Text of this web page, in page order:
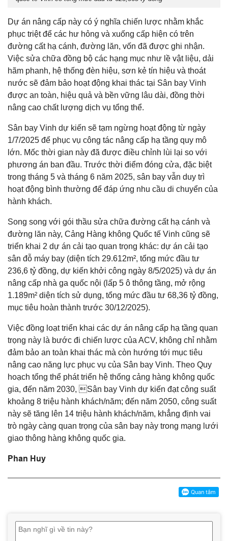
Dự án nâng cấp này có ý nghĩa chiến lược nhằm khắc
phục triệt để các hư hỏng và xuống cấp hiện có trên
đường cất hạ cánh, đường lăn, vốn đã được ghi nhận.
Việc sửa chữa đồng bộ các hạng mục như lề vật liệu, dải
hãm phanh, hệ thống đèn hiệu, sơn kẻ tín hiệu và thoát
nước sẽ đảm bảo hoạt động khai thác tại Sân bay Vinh
được an toàn, hiệu quả và bền vững lâu dài, đồng thời
nâng cao chất lượng dịch vụ tổng thể.
Sân bay Vinh dự kiến sẽ tạm ngừng hoạt động từ ngày
1/7/2025 để phục vụ công tác nâng cấp hạ tầng quy mô
lớn. Mốc thời gian này đã được điều chỉnh lùi lại so với
phương án ban đầu. Trước thời điểm đóng cửa, đặc biệt
trong tháng 5 và tháng 6 năm 2025, sân bay vẫn duy trì
hoạt động bình thường để đáp ứng nhu cầu di chuyển của
hành khách.
Song song với gói thầu sửa chữa đường cất hạ cánh và
đường lăn này, Cảng Hàng không Quốc tế Vinh cũng sẽ
triển khai 2 dự án cải tạo quan trọng khác: dự án cải tạo
sân đỗ máy bay (diện tích 29.612m², tổng mức đầu tư
236,6 tỷ đồng, dự kiến khởi công ngày 8/5/2025) và dự án
nâng cấp nhà ga quốc nội (lấp 5 ô thông tầng, mở rộng
1.189m² diện tích sử dụng, tổng mức đầu tư 68,36 tỷ đồng,
mục tiêu hoàn thành trước 30/12/2025).
Việc đồng loạt triển khai các dự án nâng cấp hạ tầng quan
trọng này là bước đi chiến lược của ACV, không chỉ nhằm
đảm bảo an toàn khai thác mà còn hướng tới mục tiêu
nâng cao năng lực phục vụ của Sân bay Vinh. Theo Quy
hoạch tổng thể phát triển hệ thống cảng hàng không quốc
gia, đến năm 2030, Sân bay Vinh dự kiến đạt công suất
khoảng 8 triệu hành khách/năm; đến năm 2050, công suất
này sẽ tăng lên 14 triệu hành khách/năm, khẳng định vai
trò ngày càng quan trọng của sân bay này trong mạng lưới
giao thông hàng không quốc gia.
Phan Huy